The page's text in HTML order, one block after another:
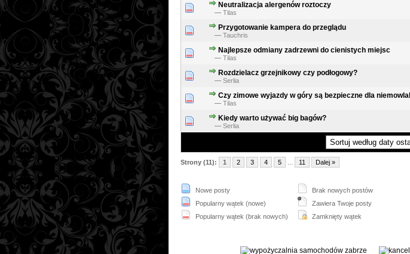
Neutralizacja alergenów roztoczy
— Tilas
Przygotowanie kampera do przeglądu
— Tauchris
Najlepsze odmiany zadrzewni do cienistych miejsc
— Tilas
Rozdzielacz grzejnikowy czy podłogowy?
— Serlia
Czy zimowe wyjazdy w góry są bezpieczne dla
— Tilas
Kiedy warto używać big bagów?
— Serlia
Strony (11): 1 2 3 4 5 11 Dalej »
Nowe posty
Popularny wątek (nowe)
Popularny wątek (brak nowych)
Brak nowych postów
Zawiera Twoje posty
Zamknięty wątek